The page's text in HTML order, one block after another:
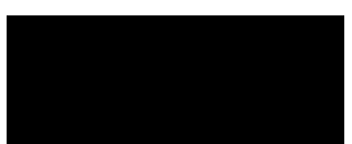
ハンマー